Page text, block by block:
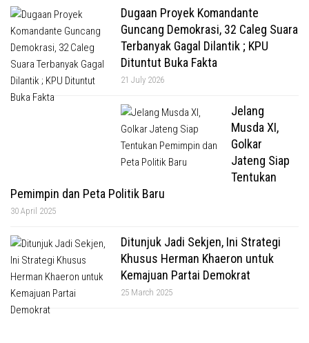
Dugaan Proyek Komandante
Guncang Demokrasi, 32 Caleg Suara
Terbanyak Gagal Dilantik ; KPU
Dituntut Buka Fakta
21 July 2026
Jelang
Musda XI,
Golkar
Jateng Siap
Tentukan
Pemimpin dan Peta Politik Baru
30 April 2025
Ditunjuk Jadi Sekjen, Ini Strategi
Khusus Herman Khaeron untuk
Kemajuan Partai Demokrat
25 March 2025